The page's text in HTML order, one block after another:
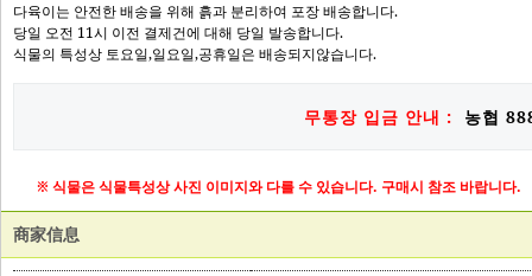
다육이는 안전한 배송을 위해 흙과 분리하여 포장 배송합니다.
당일 오전 11시 이전 결제건에 대해 당일 발송합니다.
식물의 특성상 토요일,일요일,공휴일은 배송되지않습니다.
무통장 입금 안내 : 농협
※ 식물은 식물특성상 사진 이미지와 다를 수 있습니다. 구매시 참조 바랍니다.
商家信息